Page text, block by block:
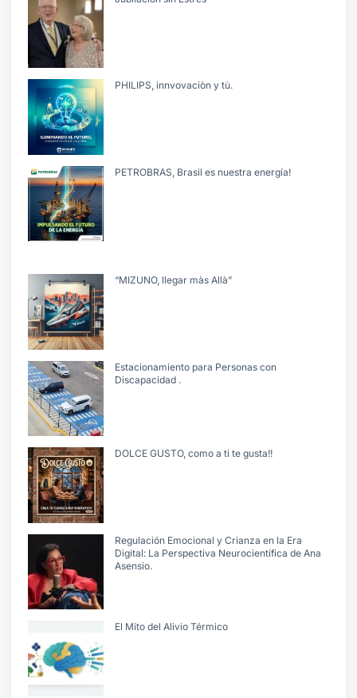
PHILIPS, innvovaciòn y tù.
PETROBRAS, Brasil es nuestra energía!
“MIZUNO, llegar màs Allà”
Estacionamiento para Personas con
Discapacidad .
DOLCE GUSTO, como a ti te gusta!!
Regulación Emocional y Crianza en la Era
Digital: La Perspectiva Neurocientífica de Ana
Asensio.
El Mito del Alivio Térmico